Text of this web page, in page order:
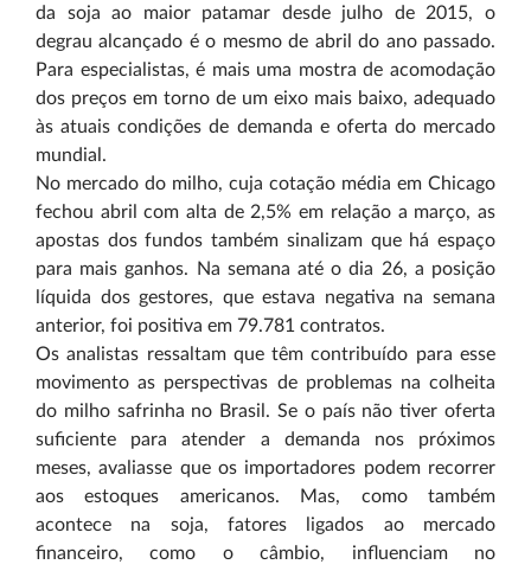
da soja ao maior patamar desde julho de 2015, o
degrau alcançado é o mesmo de abril do ano passado.
Para especialistas, é mais uma mostra de acomodação
dos preços em torno de um eixo mais baixo, adequado
às atuais condições de demanda e oferta do mercado
mundial.
No mercado do milho, cuja cotação média em Chicago
fechou abril com alta de 2,5% em relação a março, as
apostas dos fundos também sinalizam que há espaço
para mais ganhos. Na semana até o dia 26, a posição
líquida dos gestores, que estava negativa na semana
anterior, foi positiva em 79.781 contratos.
Os analistas ressaltam que têm contribuído para esse
movimento as perspectivas de problemas na colheita
do milho safrinha no Brasil. Se o país não tiver oferta
suficiente para atender a demanda nos próximos
meses, avaliasse que os importadores podem recorrer
aos estoques americanos. Mas, como também
acontece na soja, fatores ligados ao mercado
financeiro, como o câmbio, influenciam no